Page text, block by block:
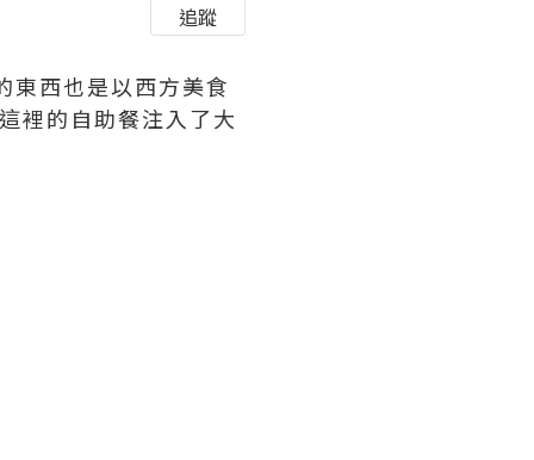
追蹤
西也是以西方美食
裡的自助餐注入了大